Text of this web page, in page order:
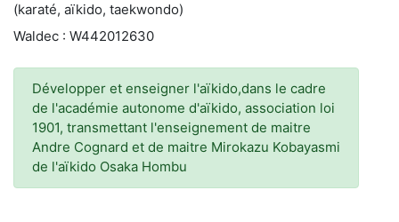
(karaté, aïkido, taekwondo)
Waldec : W442012630
Développer et enseigner l'aïkido,dans le cadre
de l'académie autonome d'aïkido, association loi
1901, transmettant l'enseignement de maitre
Andre Cognard et de maitre Mirokazu Kobayasmi
de l'aïkido Osaka Hombu